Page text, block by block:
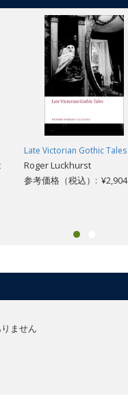
Late Victorian Gothic Tales
Roger Luckhurst
参考価格（税込）: ¥2,904
ません